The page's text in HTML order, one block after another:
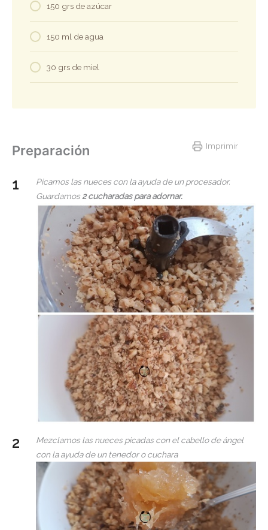
150 grs de azúcar
150 ml de agua
30 grs de miel
Imprimir
Preparación
Picamos las nueces con la ayuda de un procesador.
Guardamos2 cucharadas para adornar.
Mezclamos las nueces picadas con el cabello de ángel
con la ayuda de un tenedor o cuchara